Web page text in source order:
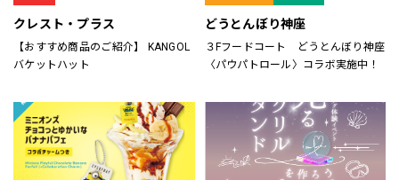
クレスト・プラス
【おすすめ商品のご紹介】 KANGOL
バケットハット
どうとんぼり神座
３Fフードコート どうとんぼり神座
〈パウパトロール〉コラボ実施中！